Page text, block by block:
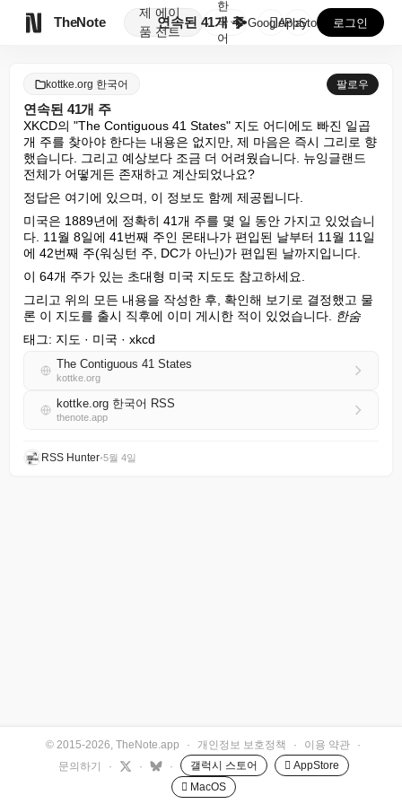
TheNote
제
품
에이
전트
연속된 41개 주
한
국
어
GooglePlay
AppStore 로그인
kottke.org 한국어 팔로우
연속된 41개 주
XKCD의 "The Contiguous 41 States" 지도 어디에도 빠진 일곱
개 주를 찾아야 한다는 내용은 없지만, 제 마음은 즉시 그리로 향
했습니다. 그리고 예상보다 조금 더 어려웠습니다. 뉴잉글랜드
전체가 어떻게든 존재하고 계산되었나요?
정답은 여기에 있으며, 이 정보도 함께 제공됩니다.
미국은 1889년에 정확히 41개 주를 몇 일 동안 가지고 있었습니
다. 11월 8일에 41번째 주인 몬태나가 편입된 날부터 11월 11일
에 42번째 주(워싱턴 주, DC가 아닌)가 편입된 날까지입니다.
이 64개 주가 있는 초대형 미국 지도도 참고하세요.
그리고 위의 모든 내용을 작성한 후, 확인해 보기로 결정했고 물
론 이 지도를 출시 직후에 이미 게시한 적이 있었습니다.
한숨
태그: 지도 · 미국 · xkcd
The Contiguous 41 States
kottke.org
kottke.org 한국어 RSS
thenote.app
RSS Hunter•5월 4일
© 2015-2026, TheNote.app · 개인정보 보호정책 · 이용 약관
·
문의하기
· · · 갤럭시 스토어
 AppStore
 MacOS